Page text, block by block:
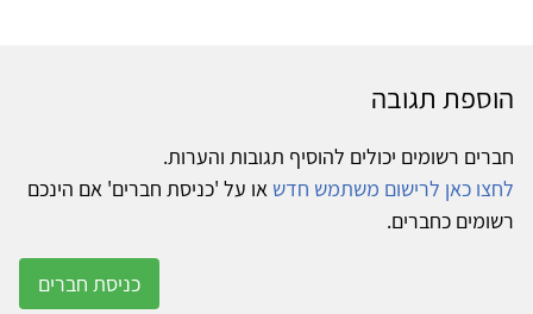
הוספת תגובה
חברים רשומים יכולים להוסיף תגובות והערות.
לחצו כאן לרישום משתמש חדש או על 'כניסת חברים' אם הינכם
רשומים כחברים.
כניסת חברים